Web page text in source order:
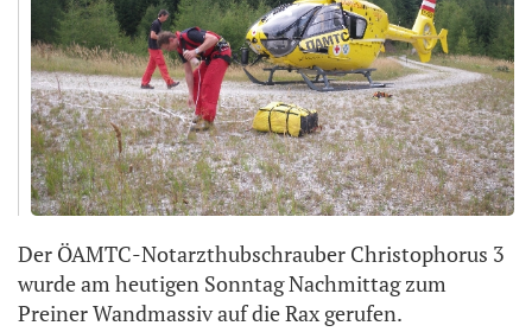
Der ÖAMTC-Notarzthubschrauber Christophorus 3
wurde am heutigen Sonntag Nachmittag zum
Preiner Wandmassiv auf die Rax gerufen.